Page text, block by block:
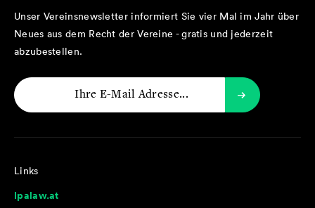
Unser Vereinsnewsletter informiert Sie vier Mal im Jahr über
Neues aus dem Recht der Vereine - gratis und jederzeit
abzubestellen.
Links
lpalaw.at